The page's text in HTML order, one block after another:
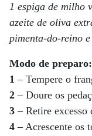
1 espiga de milho
azeite de oliva
pimenta-do-reino
Modo de preparo:
1 – Tempere o
2– Doure os
3– Retire excesso
4 – Acrescente os